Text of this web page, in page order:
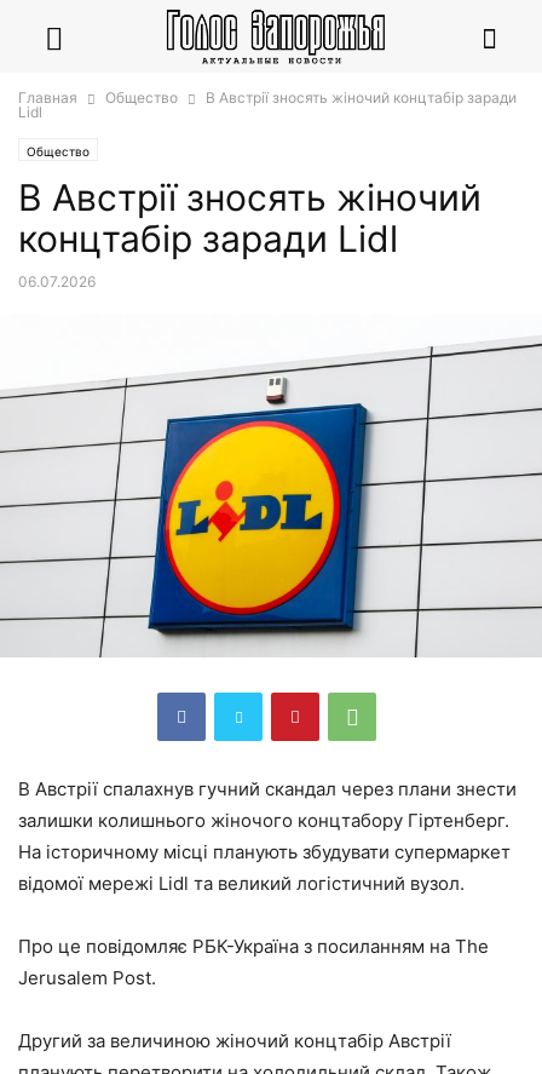
Главная Общество
В Австрії зносять жіночий концтабір заради
Lidl
Общество
В Австрії зносять жіночий
концтабір заради Lidl
06.07.2026
В Австрії спалахнув гучний скандал через плани знести
залишки колишнього жіночого концтабору Гіртенберг.
На історичному місці планують збудувати супермаркет
відомої мережі Lidl та великий логістичний вузол.
Про це повідомляє РБК-Україна з посиланням на The
Jerusalem Post.
Другий за величиною жіночий концтабір Австрії